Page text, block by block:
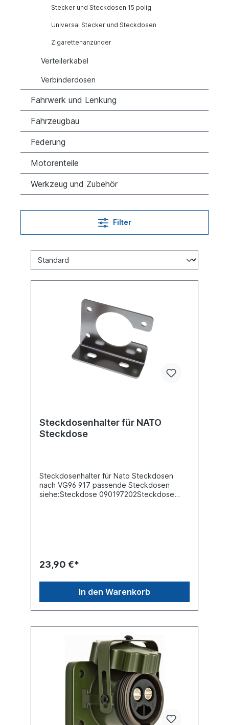
Stecker und Steckdosen 15 polig
Universal Stecker und Steckdosen
Zigarettenanzünder
Verteilerkabel
Verbinderdosen
Fahrwerk und Lenkung
Fahrzeugbau
Federung
Motorenteile
Werkzeug und Zubehör
Filter
Steckdosenhalter für NATO
Steckdose
Steckdosenhalter für Nato Steckdosen
nach VG96 917 passende Steckdosen
siehe:Steckdose 090197202Steckdose
23,90 €*
In den Warenkorb